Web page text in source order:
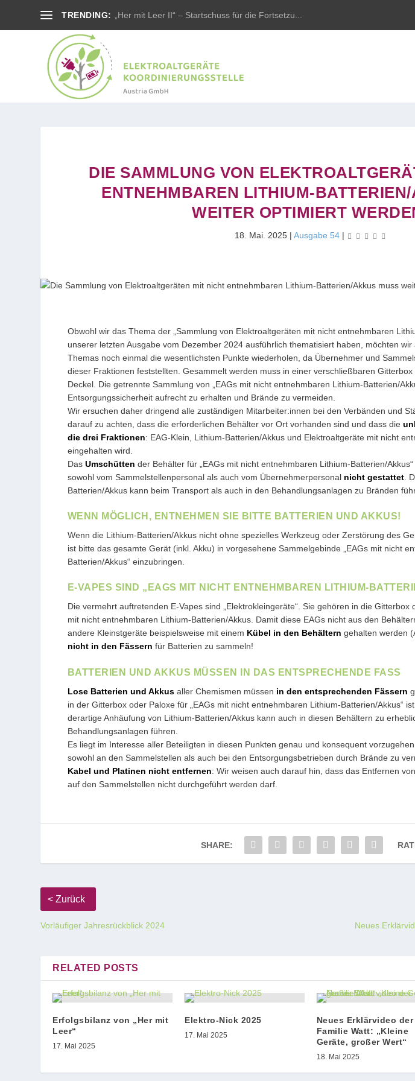
TRENDING: „Her mit Leer II“ – Startschuss für die Fortsetzu...
DIE SAMMLUNG VON
ENTNEHMBAREN LITHIUM-
WEITER OPTIMIERT
18. Mai. 2025| Ausgabe 54|
Obwohl wir das Thema der „Sammlung von Elektroaltgeräten mit nicht entnehmbaren
unserer letzten Ausgabe vom Dezember 2024 ausführlich thematisiert haben, möchten
Themas noch einmal die wesentlichsten Punkte wiederholen, da Übernehmer und
dieser Fraktionen feststellten. Gesammelt werden muss in einer verschließbaren
Deckel. Die getrennte Sammlung von „EAGs mit nicht entnehmbaren Lithium-Batterien/
Entsorgungssicherheit aufrecht zu erhalten und Brände zu vermeiden.
Wir ersuchen daher dringend alle zuständigen Mitarbeiter:innen bei den Verbänden und
darauf zu achten, dass die erforderlichen Behälter vor Ort vorhanden sind und dass die
die drei Fraktionen: EAG-Klein, Lithium-Batterien/Akkus und Elektroaltgeräte mit nicht
eingehalten wird.
Das Umschütten der Behälter für „EAGs mit nicht entnehmbaren Lithium-Batterien/
sowohl vom Sammelstellenpersonal als auch vom Übernehmerpersonal nicht gestattet.
Batterien/Akkus kann beim Transport als auch in den Behandlungsanlagen zu Bränden
WENN MÖGLICH, ENTNEHMEN SIE BITTE BATTERIEN UND AKKUS!
Wenn die Lithium-Batterien/Akkus nicht ohne spezielles Werkzeug oder Zerstörung des
ist bitte das gesamte Gerät (inkl. Akku) in vorgesehene Sammelgebinde „EAGs mit nicht
Batterien/Akkus“ einzubringen.
E-VAPES SIND „EAGS MIT NICHT ENTNEHMBAREN LITHIUM-
Die vermehrt auftretenden E-Vapes sind „Elektrokleingeräte“. Sie gehören in die
mit nicht entnehmbaren Lithium-Batterien/Akkus. Damit diese EAGs nicht aus den
andere Kleinstgeräte beispielsweise mit einem Kübel in den Behältern gehalten werden
nicht in den Fässern für Batterien zu sammeln!
BATTERIEN UND AKKUS MÜSSEN IN DAS ENTSPRECHENDE FASS
Lose Batterien und Akkusaller Chemismen müssen in den entsprechenden Fässern
in der Gitterbox oder Paloxe für „EAGs mit nicht entnehmbaren Lithium-Batterien/Akkus“ ist
derartige Anhäufung von Lithium-Batterien/Akkus kann auch in diesen Behältern zu
Behandlungsanlagen führen.
Es liegt im Interesse aller Beteiligten in diesen Punkten genau und konsequent
sowohl an den Sammelstellen als auch bei den Entsorgungsbetrieben durch Brände zu
Kabel und Platinen nicht entfernen: Wir weisen auch darauf hin, dass das Entfernen
auf den Sammelstellen nicht durchgeführt werden darf.
SHARE:
Vorläufiger Jahresrückblick 2024
Neues
RELATED POSTS
Erfolgsbilanz von „Her mit
Leer“
17. Mai 2025
Elektro-Nick 2025
17. Mai 2025
Neues Erklärvideo der
Familie Watt: „Kleine
Geräte, großer Wert“
18. Mai 2025